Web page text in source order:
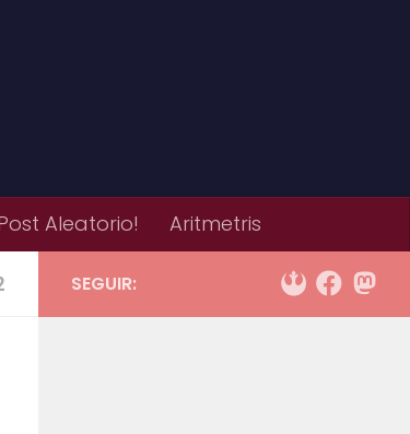
Aleatorio! Aritmetris
SEGUIR: